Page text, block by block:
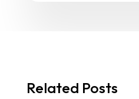
Related Posts